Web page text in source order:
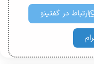
ارتباط در گفتینو